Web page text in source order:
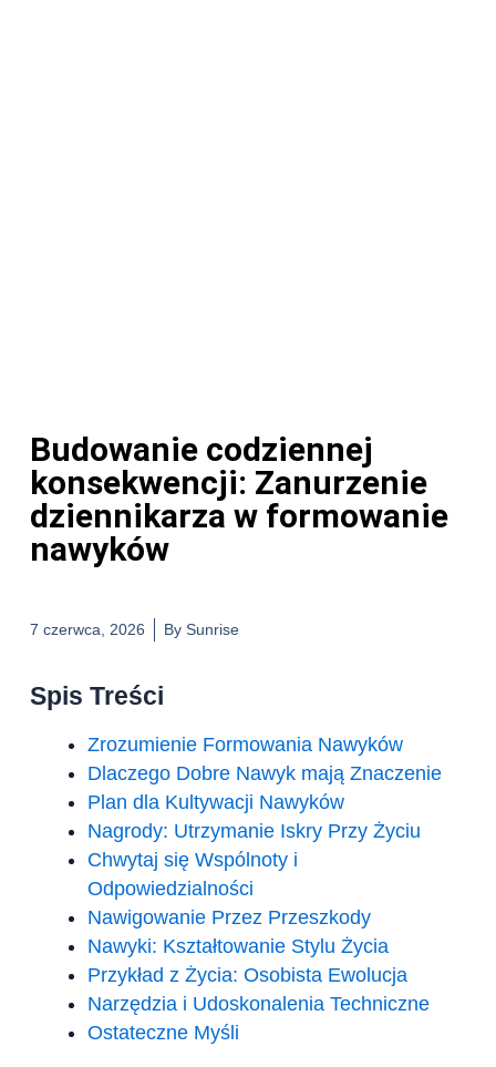
Budowanie codziennej
konsekwencji: Zanurzenie
dziennikarza w formowanie
nawyków
7 czerwca, 2026 BySunrise
Spis Treści
Zrozumienie Formowania Nawyków
Dlaczego Dobre Nawyk mają Znaczenie
Plan dla Kultywacji Nawyków
Nagrody: Utrzymanie Iskry Przy Życiu
Chwytaj się Wspólnoty i
Odpowiedzialności
Nawigowanie Przez Przeszkody
Nawyki: Kształtowanie Stylu Życia
Przykład z Życia: Osobista Ewolucja
Narzędzia i Udoskonalenia Techniczne
Ostateczne Myśli